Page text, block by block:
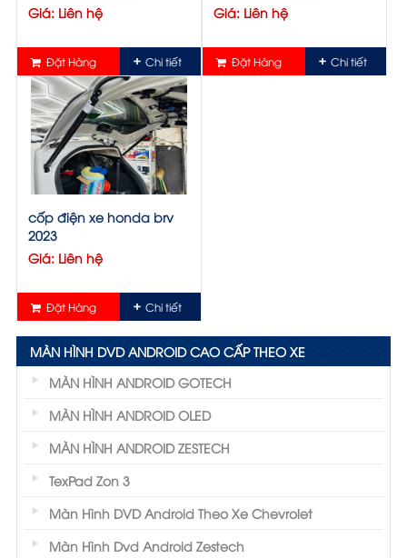
Giá: Liên hệ
Đặt Hàng Chi tiết
Giá: Liên hệ
Đặt Hàng Chi tiết
cốp điện xe honda brv
2023
Giá: Liên hệ
Đặt Hàng Chi tiết
MÀN HÌNH DVD ANDROID CAO CẤP THEO XE
MÀN HÌNH ANDROID GOTECH
MÀN HÌNH ANDROID OLED
MÀN HÌNH ANDROID ZESTECH
TexPad Zon 3
Màn Hình DVD Android Theo Xe Chevrolet
Màn Hình Dvd Android Zestech